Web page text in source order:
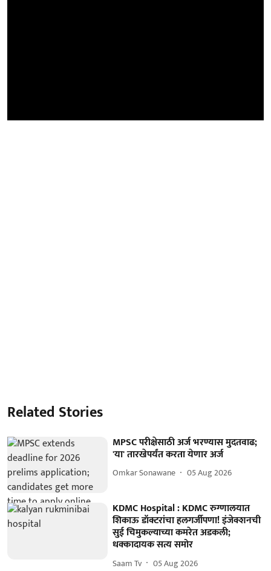
Related Stories
MPSC परीक्षेसाठी अर्ज भरण्यास मुदतवाढ;
'या' तारखेपर्यंत करता येणार अर्ज
Omkar Sonawane 05 Aug 2026
KDMC Hospital : KDMC रुग्णालयात
शिकाऊ डॉक्टरांचा हलगर्जीपणा! इंजेक्शनची
सुई चिमुकल्याच्या कमरेत अडकली;
धक्कादायक सत्य समोर
Saam Tv 05 Aug 2026